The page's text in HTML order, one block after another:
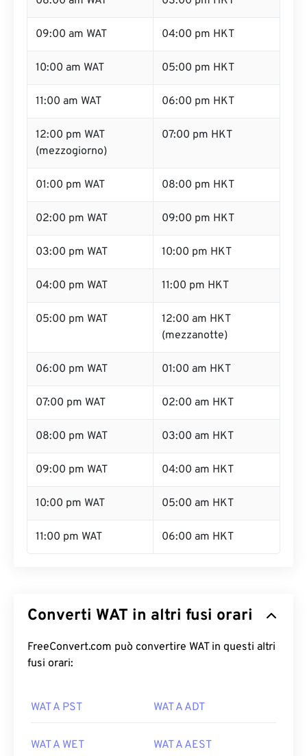
09:00 am WAT 04:00 pm HKT
10:00 am WAT 05:00 pm HKT
11:00 am WAT 06:00 pm HKT
12:00 pm WAT
(mezzogiorno)
07:00 pm HKT
01:00 pm WAT 08:00 pm HKT
02:00 pm WAT 09:00 pm HKT
03:00 pm WAT 10:00 pm HKT
04:00 pm WAT 11:00 pm HKT
05:00 pm WAT
12:00 am HKT
(mezzanotte)
06:00 pm WAT 01:00 am HKT
07:00 pm WAT 02:00 am HKT
08:00 pm WAT 03:00 am HKT
09:00 pm WAT 04:00 am HKT
10:00 pm WAT 05:00 am HKT
11:00 pm WAT 06:00 am HKT
Converti WAT in altri fusi orari
FreeConvert.com può convertire WAT in questi altri
fusi orari:
WAT A PST WAT A ADT
WAT A WET WAT A AEST